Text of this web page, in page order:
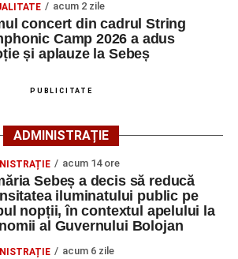
ne ca sursă preferată
ne pe Google News
a decis să reducă intensitatea
public pe timpul nopții, în contextul
al Guvernului Bolojan
august 2026, Râpa Roșie găzduiește
a ediție a concursului „CicloAventurier
de o săptămână, la cursuri de
și activități artistice desfășurate sub
și mentori.
acum 2 zile
concert din cadrul String
Camp 2026 a adus
și aplauze la Sebeș
PUBLICITATE
ADMINISTRAȚIE
acum 14 ore
Sebeș a decis să reducă
iluminatului public pe
nopții, în contextul apelului la
al Guvernului Bolojan
acum 6 zile